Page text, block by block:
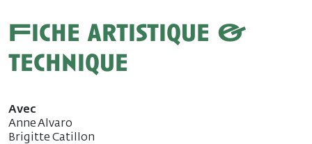
Fiche artistique &
technique
Avec
Anne Alvaro
Brigitte Catillon